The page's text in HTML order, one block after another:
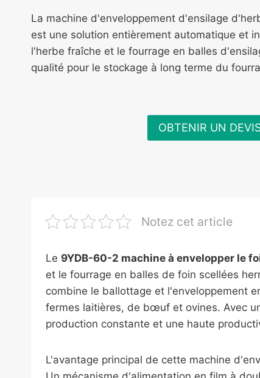
La machine d'enveloppement d'ensilage
est une solution entièrement automatique et
l'herbe fraîche et le fourrage en balles
qualité pour le stockage à long terme du
OBTENIR UN
Notez cet article
Le 9YDB-60-2 machine à envelopper le
et le fourrage en balles de foin scellées
combine le ballottage et l'enveloppement
fermes laitières, de bœuf et ovines. Avec
production constante et une haute
L'avantage principal de cette machine